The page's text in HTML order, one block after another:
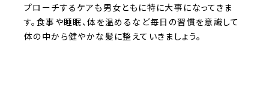
プローチするケアも男女ともに特に大事になってきま
す。食事や睡眠、体を温めるなど毎日の習慣を意識して
体の中から健やかな髪に整えていきましょう。